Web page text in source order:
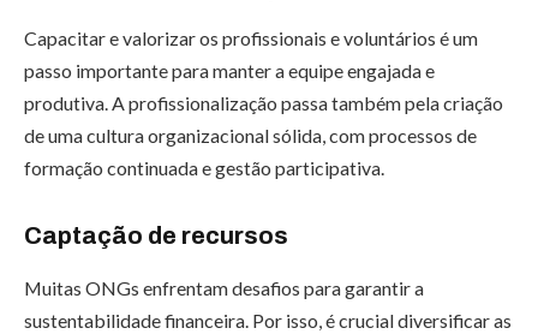
Capacitar e valorizar os profissionais e voluntários é um
passo importante para manter a equipe engajada e
produtiva. A profissionalização passa também pela criação
de uma cultura organizacional sólida, com processos de
formação continuada e gestão participativa.
Captação de recursos
Muitas ONGs enfrentam desafios para garantir a
sustentabilidade financeira. Por isso, é crucial diversificar as